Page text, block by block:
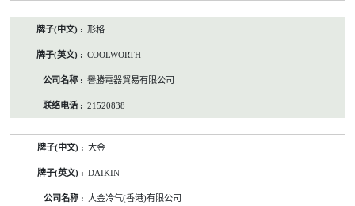
形格
COOLWORTH
譽勝電器貿易有限公司
21520838
大金
DAIKIN
大金冷气(香港)有限公司